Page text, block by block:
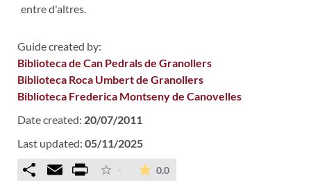
entre d'altres.
Guide created by:
Biblioteca de Can Pedrals de Granollers
Biblioteca Roca Umbert de Granollers
Biblioteca Frederica Montseny de Canovelles
Date created: 20/07/2011
Last updated: 05/11/2025
Comparteix
Email Print - 0.0The average rating is 0 stars